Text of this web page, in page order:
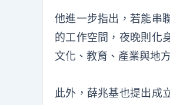
他進一步指出，若能串
的工作空間，夜晚則化
文化、教育、產業與地
此外，薛兆基也提出成